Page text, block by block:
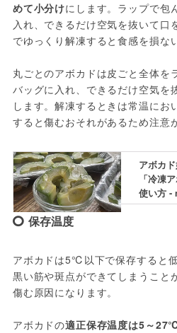
めて小分けにします。ラップで包
入れ、できるだけ空気を抜いて口
でゆっくり解凍すると食感を損な
丸ごとのアボカドは皮ごと全体を
バッグに入れ、できるだけ空気を
します。解凍するときは常温にお
すると傷むおそれがあるため注意
アボカ
「冷凍
使い方 -
保存温度
アボカドは5℃以下で保存すると
黒い筋や斑点ができてしまうこと
傷む原因になります。
アボカドの適正保存温度は5～